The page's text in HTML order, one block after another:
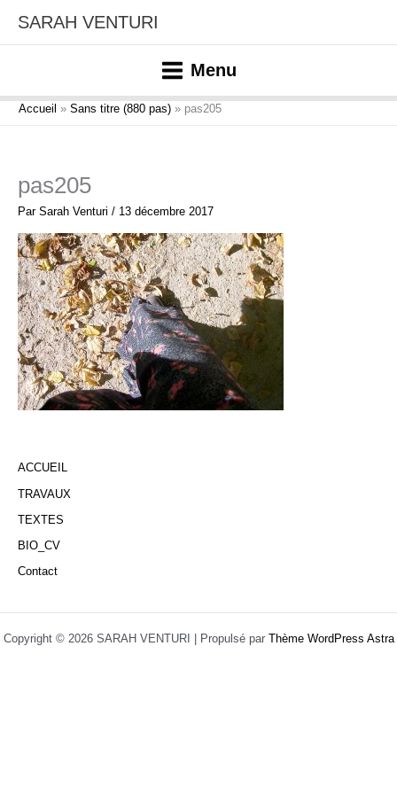
SARAH VENTURI
Menu
Accueil Sans titre (880 pas) pas205
pas205
Par Sarah Venturi / 13 décembre 2017
ACCUEIL
TRAVAUX
TEXTES
BIO_CV
Contact
Copyright © 2026 SARAH VENTURI | Propulsé par Thème WordPress Astra